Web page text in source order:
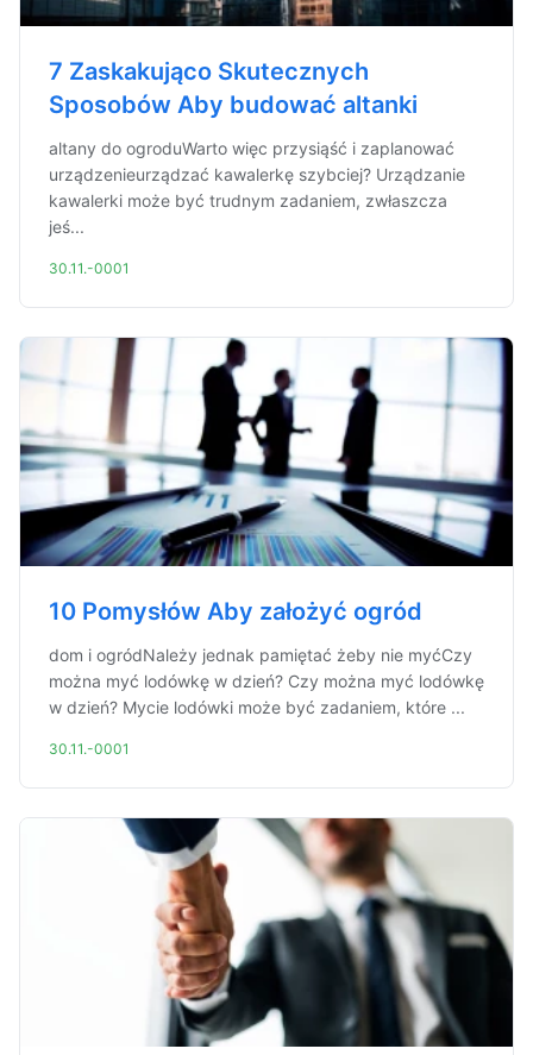
7 Zaskakująco Skutecznych
Sposobów Aby budować altanki
altany do ogroduWarto więc przysiąść i zaplanować
urządzenieurządzać kawalerkę szybciej? Urządzanie
kawalerki może być trudnym zadaniem, zwłaszcza
jeś...
30.11.-0001
10 Pomysłów Aby założyć ogród
dom i ogródNależy jednak pamiętać żeby nie myćCzy
można myć lodówkę w dzień? Czy można myć lodówkę
w dzień? Mycie lodówki może być zadaniem, które ...
30.11.-0001